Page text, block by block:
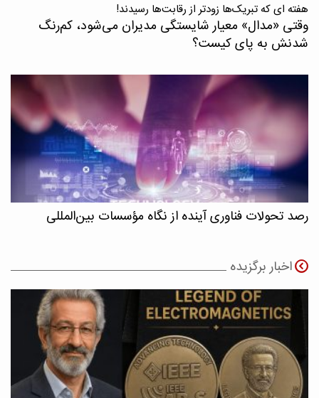
هفته ای که تبریک‌ها زودتر از رقابت‌ها رسیدند!
وقتی «مدال‌» معیار شایستگی مدیران می‌شود، کم‌رنگ
شدنش به پای کیست؟
رصد تحولات فناوری آینده از نگاه مؤسسات بین‌المللی
اخبار برگزیده